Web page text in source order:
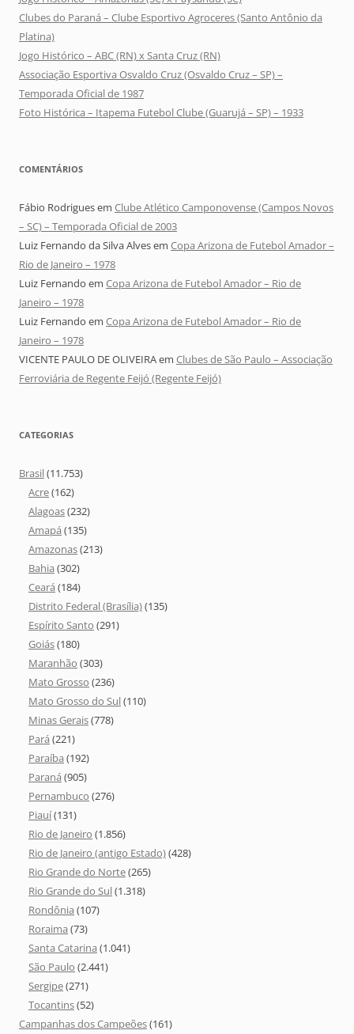
Clubes do Paraná – Clube Esportivo Agroceres (Santo Antônio da
Platina)
Jogo Histórico – ABC (RN) x Santa Cruz (RN)
Associação Esportiva Osvaldo Cruz (Osvaldo Cruz – SP) –
Temporada Oficial de 1987
Foto Histórica – Itapema Futebol Clube (Guarujá – SP) – 1933
COMENTÁRIOS
Fábio Rodriguesem Clube Atlético Camponovense (Campos Novos
– SC) – Temporada Oficial de 2003
Luiz Fernando da Silva Alvesem Copa Arizona de Futebol Amador –
Rio de Janeiro – 1978
Luiz Fernando em Copa Arizona de Futebol Amador – Rio de
Janeiro – 1978
Luiz Fernando em Copa Arizona de Futebol Amador – Rio de
Janeiro – 1978
VICENTE PAULO DE OLIVEIRAem Clubes de São Paulo – Associação
Ferroviária de Regente Feijó (Regente Feijó)
CATEGORIAS
Brasil(11.753)
Acre(162)
Alagoas(232)
Amapá (135)
Amazonas(213)
Bahia (302)
Ceará (184)
Distrito Federal (Brasília)(135)
Espírito Santo (291)
Goiás(180)
Maranhão (303)
Mato Grosso (236)
Mato Grosso do Sul(110)
Minas Gerais(778)
Pará (221)
Paraíba (192)
Paraná (905)
Pernambuco (276)
Piauí(131)
Rio de Janeiro (1.856)
Rio de Janeiro (antigo Estado)(428)
Rio Grande do Norte(265)
Rio Grande do Sul(1.318)
Rondônia (107)
Roraima (73)
Santa Catarina (1.041)
São Paulo (2.441)
Sergipe(271)
Tocantins(52)
Campanhas dos Campeões(161)